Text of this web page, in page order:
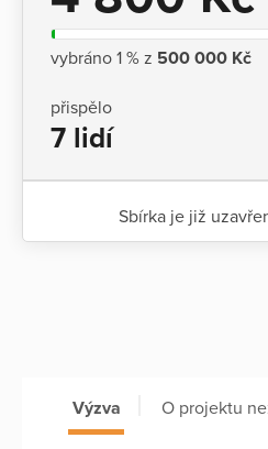
vybráno 1 % z 500 000 Kč
přispělo
7 lidí
Sbírka je již
Výzva O projektu